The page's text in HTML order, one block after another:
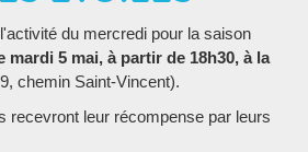
du mercredi pour la saison
mardi 5 mai, à partir de 18h30, à la
chemin Saint-Vincent).
recevront leur récompense par leurs